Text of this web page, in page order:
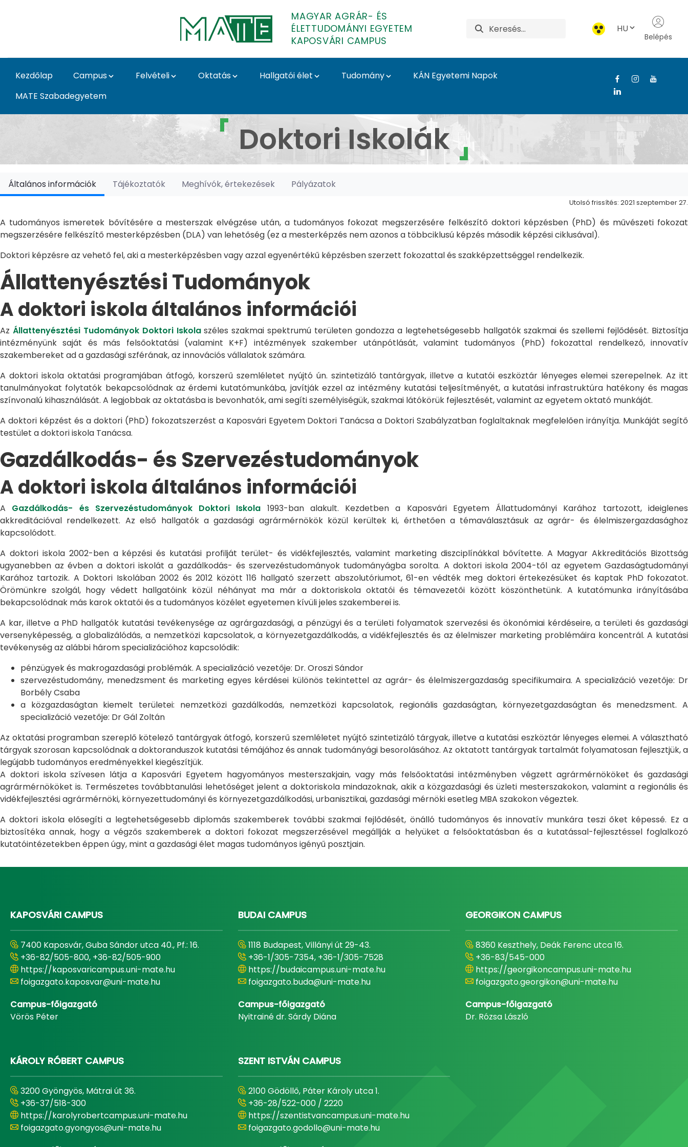
MAGYAR AGRÁR- ÉS
ÉLETTUDOMÁNYI EGYETEM
KAPOSVÁRI CAMPUS
HU
Belépés
Kezdőlap Campus Felvételi Oktatás Hallgatói élet Tudomány
KÁN Egyetemi Napok
MATE Szabadegyetem
Doktori Iskolák - Kaposvári Campus
Doktori Iskolák
Általános információk Tájékoztatók Meghívók, értekezések Pályázatok
Utolsó frissítés: 2021 szeptember 27.
A tudományos ismeretek bővítésére a mesterszak elvégzése után, a tudományos fokozat megszerzésére felkészítő doktori képzésben (PhD) és művészeti fokozat
megszerzésére felkészítő mesterképzésben (DLA) van lehetőség (ez a mesterképzés nem azonos a többciklusú képzés második képzési ciklusával).
Doktori képzésre az vehető fel, aki a mesterképzésben vagy azzal egyenértékű képzésben szerzett fokozattal és szakképzettséggel rendelkezik.
Állattenyésztési Tudományok
A doktori iskola általános információi
Az Állattenyésztési Tudományok Doktori Iskolaszéles szakmai spektrumú területen gondozza a legtehetségesebb hallgatók szakmai és szellemi fejlődését. Biztosítja
intézményünk saját és más felsőoktatási (valamint K+F) intézmények szakember utánpótlását, valamint tudományos (PhD) fokozattal rendelkező, innovatív
szakembereket ad a gazdasági szférának, az innovációs vállalatok számára.
A doktori iskola oktatási programjában átfogó, korszerű szemléletet nyújtó ún. szintetizáló tantárgyak, illetve a kutatói eszköztár lényeges elemei szerepelnek. Az itt
tanulmányokat folytatók bekapcsolódnak az érdemi kutatómunkába, javítják ezzel az intézmény kutatási teljesítményét, a kutatási infrastruktúra hatékony és magas
színvonalú kihasználását. A legjobbak az oktatásba is bevonhatók, ami segíti személyiségük, szakmai látókörük fejlesztését, valamint az egyetem oktató munkáját.
A doktori képzést és a doktori (PhD) fokozatszerzést a Kaposvári Egyetem Doktori Tanácsa a Doktori Szabályzatban foglaltaknak megfelelően irányítja. Munkáját segítő
testület a doktori iskola Tanácsa.
Gazdálkodás- és Szervezéstudományok
A doktori iskola általános információi
A Gazdálkodás- és Szervezéstudományok Doktori Iskola 1993-ban alakult. Kezdetben a Kaposvári Egyetem Állattudományi Karához tartozott, ideiglenes
akkreditációval rendelkezett. Az első hallgatók a gazdasági agrármérnökök közül kerültek ki, érthetően a témaválasztásuk az agrár- és élelmiszergazdasághoz
kapcsolódott.
A doktori iskola 2002-ben a képzési és kutatási profilját terület- és vidékfejlesztés, valamint marketing diszciplínákkal bővítette. A Magyar Akkreditációs Bizottság
ugyanebben az évben a doktori iskolát a gazdálkodás- és szervezéstudományok tudományágba sorolta. A doktori iskola 2004-től az egyetem Gazdaságtudományi
Karához tartozik. A Doktori Iskolában 2002 és 2012 között 116 hallgató szerzett abszolutóriumot, 61-en védték meg doktori értekezésüket és kaptak PhD fokozatot.
Örömünkre szolgál, hogy védett hallgatóink közül néhányat ma már a doktoriskola oktatói és témavezetői között köszönthetünk. A kutatómunka irányításába
bekapcsolódnak más karok oktatói és a tudományos közélet egyetemen kívüli jeles szakemberei is.
A kar, illetve a PhD hallgatók kutatási tevékenysége az agrárgazdasági, a pénzügyi és a területi folyamatok szervezési és ökonómiai kérdéseire, a területi és gazdasági
versenyképesség, a globalizálódás, a nemzetközi kapcsolatok, a környezetgazdálkodás, a vidékfejlesztés és az élelmiszer marketing problémáira koncentrál. A kutatási
tevékenység az alábbi három specializációhoz kapcsolódik:
pénzügyek és makrogazdasági problémák. A specializáció vezetője: Dr. Oroszi Sándor
szervezéstudomány, menedzsment és marketing egyes kérdései különös tekintettel az agrár- és élelmiszergazdaság specifikumaira. A specializáció vezetője: Dr
Borbély Csaba
a közgazdaságtan kiemelt területei: nemzetközi gazdálkodás, nemzetközi kapcsolatok, regionális gazdaságtan, környezetgazdaságtan és menedzsment. A
specializáció vezetője: Dr Gál Zoltán
Az oktatási programban szereplő kötelező tantárgyak átfogó, korszerű szemléletet nyújtó szintetizáló tárgyak, illetve a kutatási eszköztár lényeges elemei. A választható
tárgyak szorosan kapcsolódnak a doktoranduszok kutatási témájához és annak tudományági besorolásához. Az oktatott tantárgyak tartalmát folyamatosan fejlesztjük, a
legújabb tudományos eredményekkel kiegészítjük.
A doktori iskola szívesen látja a Kaposvári Egyetem hagyományos mesterszakjain, vagy más felsőoktatási intézményben végzett agrármérnököket és gazdasági
agrármérnököket is. Természetes továbbtanulási lehetőséget jelent a doktoriskola mindazoknak, akik a közgazdasági és üzleti mesterszakokon, valamint a regionális és
vidékfejlesztési agrármérnöki, környezettudományi és környezetgazdálkodási, urbanisztikai, gazdasági mérnöki esetleg MBA szakokon végeztek.
A doktori iskola elősegíti a legtehetségesebb diplomás szakemberek további szakmai fejlődését, önálló tudományos és innovatív munkára teszi őket képessé. Ez a
biztosítéka annak, hogy a végzős szakemberek a doktori fokozat megszerzésével megállják a helyüket a felsőoktatásban és a kutatással-fejlesztéssel foglalkozó
kutatóintézetekben éppen úgy, mint a gazdasági élet magas tudományos igényű posztjain.
KAPOSVÁRI CAMPUS
7400 Kaposvár, Guba Sándor utca 40., Pf.: 16.
+36-82/505-800, +36-82/505-900
https://kaposvaricampus.uni-mate.hu
foigazgato.kaposvar@uni-mate.hu
Campus-főigazgató
Vörös Péter
BUDAI CAMPUS
1118 Budapest, Villányi út 29-43.
+36-1/305-7354, +36-1/305-7528
https://budaicampus.uni-mate.hu
foigazgato.buda@uni-mate.hu
Campus-főigazgató
Nyitrainé dr. Sárdy Diána
GEORGIKON CAMPUS
8360 Keszthely, Deák Ferenc utca 16.
+36-83/545-000
https://georgikoncampus.uni-mate.hu
foigazgato.georgikon@uni-mate.hu
Campus-főigazgató
Dr. Rózsa László
KÁROLY RÓBERT CAMPUS
3200 Gyöngyös, Mátrai út 36.
+36-37/518-300
https://karolyrobertcampus.uni-mate.hu
foigazgato.gyongyos@uni-mate.hu
SZENT ISTVÁN CAMPUS
2100 Gödöllő, Páter Károly utca 1.
+36-28/522-000 / 2220
https://szentistvancampus.uni-mate.hu
foigazgato.godollo@uni-mate.hu